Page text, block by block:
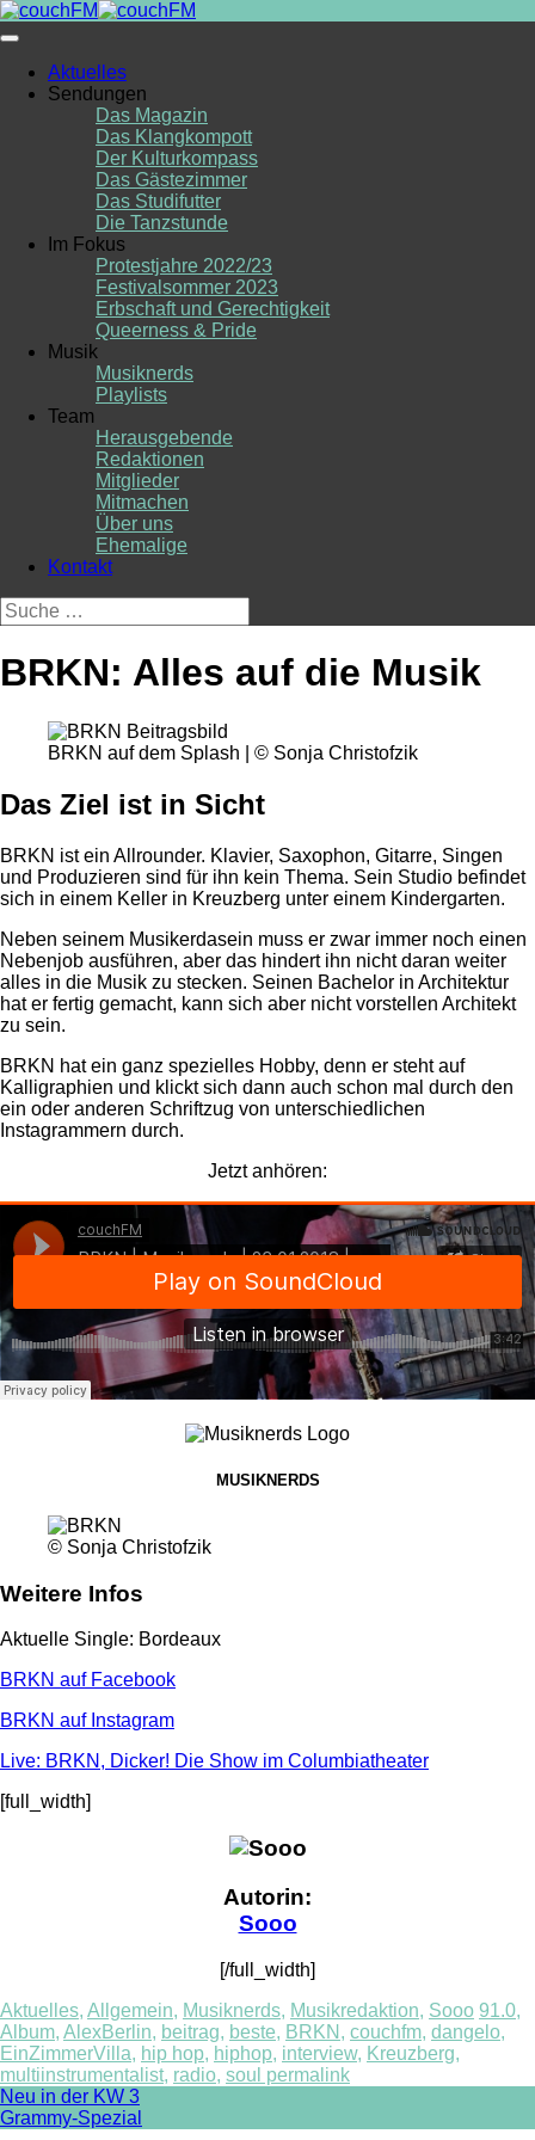
Skip
to
Aktuelles
Sendungen
Das Magazin
Das Klangkompott
Der Kulturkompass
Das Gästezimmer
Das Studifutter
Die Tanzstunde
Im Fokus
Protestjahre 2022/23
Festivalsommer 2023
Erbschaft und Gerechtigkeit
Queerness & Pride
Musik
Musiknerds
Playlists
Team
Herausgebende
Redaktionen
Mitglieder
Mitmachen
Über uns
Ehemalige
Kontakt
Suche
nach:
BRKN: Alles auf die Musik
BRKN auf dem Splash | © Sonja Christofzik
Das Ziel ist in Sicht
BRKN ist ein Allrounder. Klavier, Saxophon, Gitarre, Singen
und Produzieren sind für ihn kein Thema. Sein Studio befindet
sich in einem Keller in Kreuzberg unter einem Kindergarten.
Neben seinem Musikerdasein muss er zwar immer noch einen
Nebenjob ausführen, aber das hindert ihn nicht daran weiter
alles in die Musik zu stecken. Seinen Bachelor in Architektur
hat er fertig gemacht, kann sich aber nicht vorstellen Architekt
zu sein.
BRKN hat ein ganz spezielles Hobby, denn er steht auf
Kalligraphien und klickt sich dann auch schon mal durch den
ein oder anderen Schriftzug von unterschiedlichen
Instagrammern durch.
Jetzt anhören:
MUSIKNERDS
© Sonja Christofzik
Weitere Infos
Aktuelle Single: Bordeaux
BRKN auf Facebook
BRKN auf Instagram
Live: BRKN, Dicker! Die Show im Columbiatheater
[full_width]
Autorin:
Sooo
[/full_width]
Aktuelles, Allgemein, Musiknerds, Musikredaktion, Sooo 91.0,
Album, AlexBerlin, beitrag, beste, BRKN , couchfm, dangelo,
EinZimmerVilla, hip hop, hiphop, interview, Kreuzberg,
multiinstrumentalist, radio, soul permalink
Post
Neu in der KW 3
Grammy-Spezial